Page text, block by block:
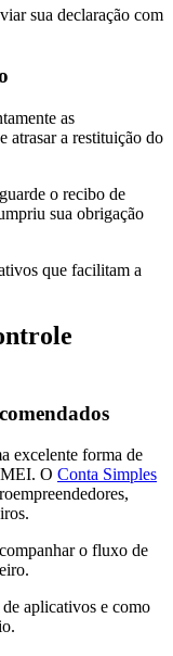
sua declaração com
as
atrasar a restituição do
o recibo de
sua obrigação
que facilitam a
excelente forma de
MEI. O Conta Simples
o fluxo de
aplicativos e como